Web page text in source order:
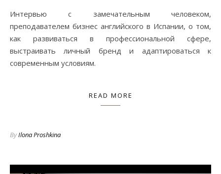
Интервью с замечательным человеком,
преподавателем бизнес английского в Испании, о том,
как развиваться в профессиональной сфере,
выстраивать личный бренд и адаптироваться к
современным условиям.
READ MORE
ByIlona Proshkina